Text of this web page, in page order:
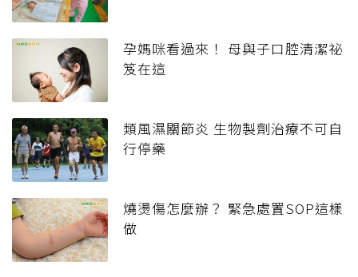
孕媽咪看過來！ 母與子口腔清潔祕
笈在這
類風濕關節炎 生物製劑治療不可自
行停藥
燒燙傷怎麼辦？ 緊急處置SOP這樣
做